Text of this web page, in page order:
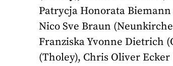
Patrycja Honorata
Nico Sve Braun
Franziska Yvonne Dietrich
(Tholey), Chris Oliver